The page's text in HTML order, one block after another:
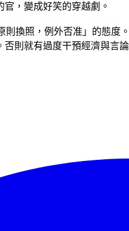
，變成好笑的穿越劇。
換照，例外否准」的態
則就有過度干預經濟與言論